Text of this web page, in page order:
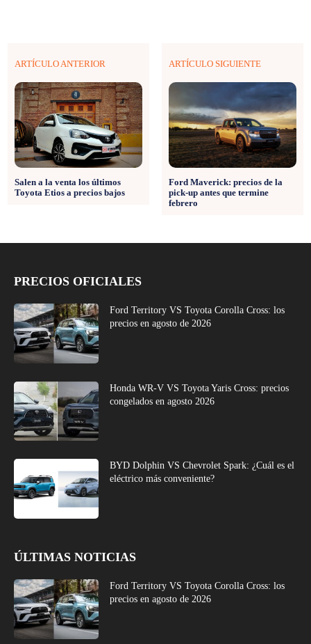
ARTÍCULO ANTERIOR
Salen a la venta los últimos
Toyota Etios a precios bajos
ARTÍCULO SIGUIENTE
Ford Maverick: precios de la
pick-up antes que termine
febrero
PRECIOS OFICIALES
Ford Territory VS Toyota Corolla Cross: los
precios en agosto de 2026
Honda WR-V VS Toyota Yaris Cross: precios
congelados en agosto 2026
BYD Dolphin VS Chevrolet Spark: ¿Cuál es el
eléctrico más conveniente?
ÚLTIMAS NOTICIAS
Ford Territory VS Toyota Corolla Cross: los
precios en agosto de 2026